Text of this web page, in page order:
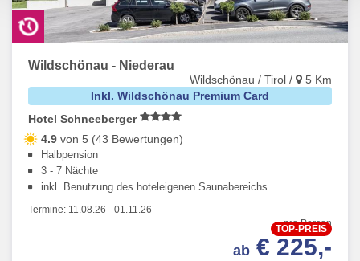
Wildschönau - Niederau
Wildschönau / Tirol /
5 Km
Inkl. Wildschönau Premium Card
Hotel Schneeberger
4.9 von 5 (43 Bewertungen)
Halbpension
3 - 7 Nächte
inkl. Benutzung des hoteleigenen Saunabereichs
Termine: 11.08.26 - 01.11.26
pro Person
TOP-PREIS
ab € 225,-